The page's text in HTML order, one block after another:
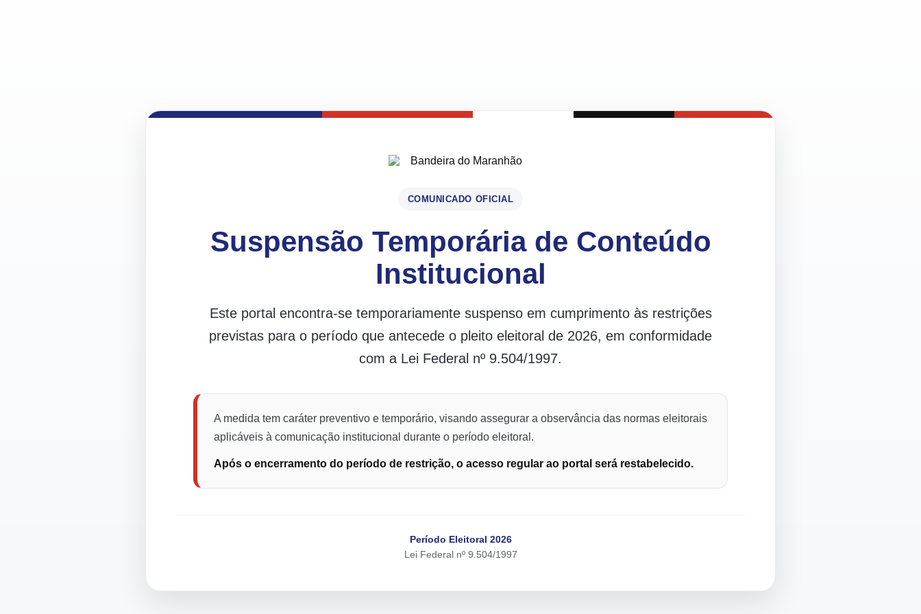
COMUNICADO OFICIAL
Suspensão Temporária de Conteúdo
Institucional
Este portal encontra-se temporariamente suspenso em cumprimento às restrições
previstas para o período que antecede o pleito eleitoral de 2026, em conformidade
com a Lei Federal nº 9.504/1997.
A medida tem caráter preventivo e temporário, visando assegurar a observância das normas eleitorais
aplicáveis à comunicação institucional durante o período eleitoral.
Após o encerramento do período de restrição, o acesso regular ao portal será restabelecido.
Período Eleitoral 2026
Lei Federal nº 9.504/1997